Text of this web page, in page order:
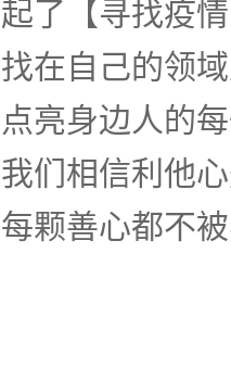
了【寻找疫
在自己的领
亮身边人的
们相信利他
颗善心都不